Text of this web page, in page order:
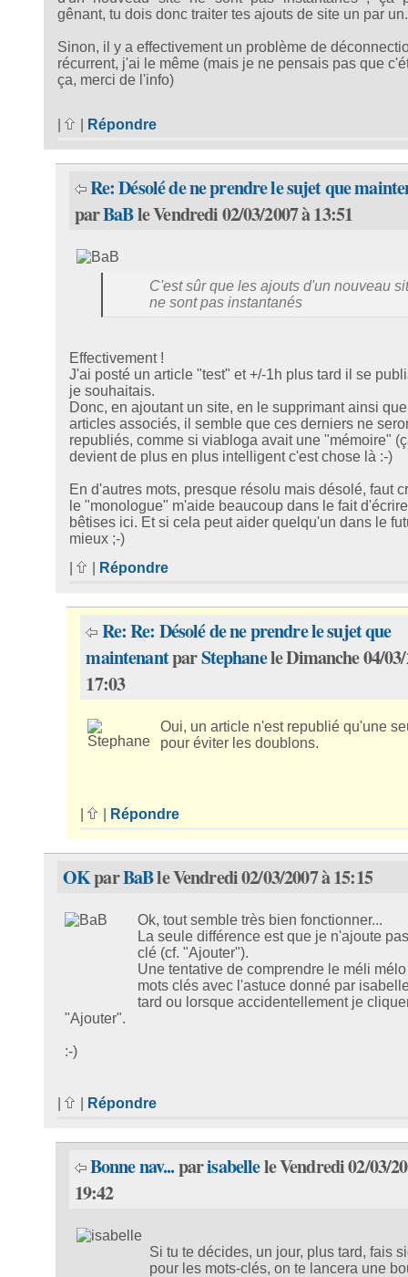
gênant, tu dois donc traiter tes ajouts de site un par un.
Sinon, il y a effectivement un problème de
récurrent, j'ai le même (mais je ne pensais pas que
ça, merci de l'info)
Répondre
Re: Désolé de ne prendre le sujet que
parBaBle Vendredi 02/03/2007 à 13:51
C'est sûr que les ajouts d'un nouveau
ne sont pas instantanés
Effectivement !
J'ai posté un article "test" et +/-1h plus tard il se
je souhaitais.
Donc, en ajoutant un site, en le supprimant ainsi
articles associés, il semble que ces derniers ne
republiés, comme si viabloga avait une "mémoire"
devient de plus en plus intelligent c'est chose là :-)
En d'autres mots, presque résolu mais désolé, faut
le "monologue" m'aide beaucoup dans le fait
bêtises ici. Et si cela peut aider quelqu'un dans le
mieux ;-)
Répondre
Re: Re: Désolé de ne prendre le sujet que
maintenantparStephanele Dimanche 04/
17:03
Oui, un article n'est republié qu'une
pour éviter les doublons.
| Répondre
OKparBaBle Vendredi 02/03/2007 à 15:15
Ok, tout semble très bien fonctionner...
La seule différence est que je n'ajoute
clé (cf. "Ajouter").
Une tentative de comprendre le méli
mots clés avec l'astuce donné par
tard ou lorsque accidentellement je
"Ajouter".
:-)
Répondre
Bonne nav...parisabellele Vendredi 02/03/
19:42
Si tu te décides, un jour, plus tard, fais
pour les mots-clés, on te lancera une